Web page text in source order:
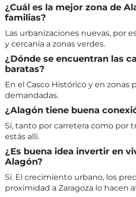
¿Cuál es la mejor zona de
familias?
Las urbanizaciones nuevas, por
y cercanía a zonas verdes.
¿Dónde se encuentran las
baratas?
En el Casco Histórico y en zonas
demandadas.
¿Alagón tiene buena
Sí, tanto por carretera como por
estás allí.
¿Es buena idea invertir en
Alagón?
Sí. El crecimiento urbano, los
proximidad a Zaragoza lo hacen